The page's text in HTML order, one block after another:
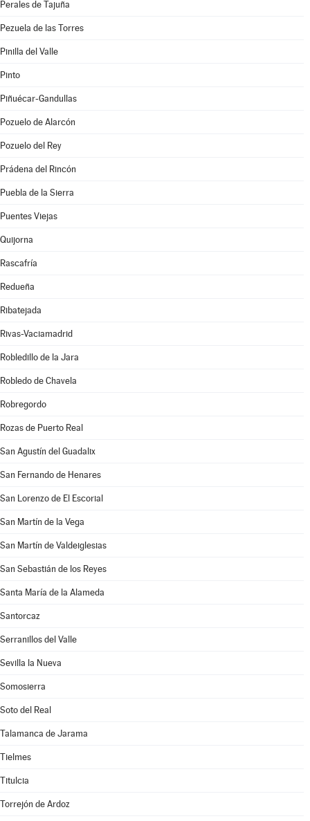
Perales de Tajuña
Pezuela de las Torres
Pinilla del Valle
Pinto
Piñuécar-Gandullas
Pozuelo de Alarcón
Pozuelo del Rey
Prádena del Rincón
Puebla de la Sierra
Puentes Viejas
Quijorna
Rascafría
Redueña
Ribatejada
Rivas-Vaciamadrid
Robledillo de la Jara
Robledo de Chavela
Robregordo
Rozas de Puerto Real
San Agustín del Guadalix
San Fernando de Henares
San Lorenzo de El Escorial
San Martín de la Vega
San Martín de Valdeiglesias
San Sebastián de los Reyes
Santa María de la Alameda
Santorcaz
Serranillos del Valle
Sevilla la Nueva
Somosierra
Soto del Real
Talamanca de Jarama
Tielmes
Titulcia
Torrejón de Ardoz